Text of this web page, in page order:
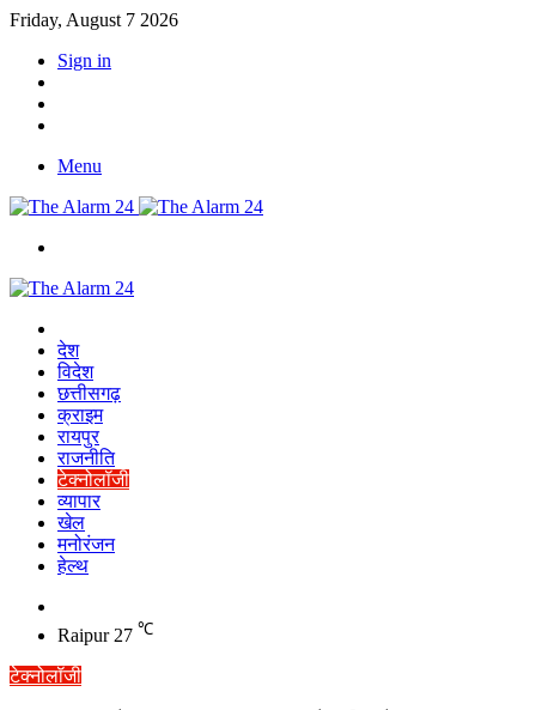
Friday, August 7 2026
Sign in
Menu
देश
विदेश
छत्तीसगढ़
क्राइम
रायपुर
राजनीति
टेक्नोलॉजी
व्यापार
खेल
मनोरंजन
हेल्थ
skin
Raipur 27 ℃
टेक्नोलॉजी